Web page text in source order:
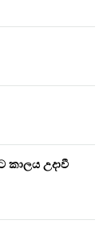
කාලය උදාවී